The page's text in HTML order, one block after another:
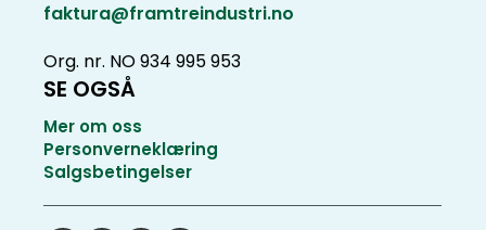
faktura@framtreindustri.no
Org. nr. NO 934 995 953
SE OGSÅ
Mer om oss
Personverneklæring
Salgsbetingelser